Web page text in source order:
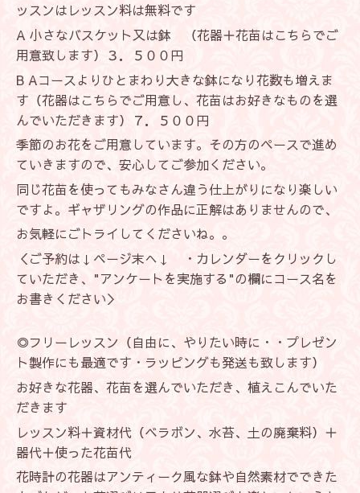
ッスンはレッスン料は無料です
A 小さなバスケット又は鉢 （花器＋花苗はこちらでご
用意致します）３．５００円
B Aコースよりひとまわり大きな鉢になり花数も増えま
す（花器はこちらでご用意し、花苗はお好きなものを選
んでいただきます）７．５００円
季節のお花をご用意しています。その方のペースで進め
ていきますので、安心してご参加ください。
同じ花苗を使ってもみなさん違う仕上がりになり楽しい
ですよ。ギャザリングの作品に正解はありませんので、
お気軽にごトライしてくださいね。。
＜ご予約は↓ページ末へ↓ ・カレンダーをクリックし
ていただき、"アンケートを実施する"の欄にコース名を
お書きください＞
◎フリーレッスン（自由に、やりたい時に・・プレゼン
ト製作にも最適です・ラッピングも発送も致します）
お好きな花器、花苗を選んでいただき、植えこんでいた
だきます
レッスン料＋資材代（ベラボン、水苔、土の廃棄料）＋
器代＋使った花苗代
花時計の花器はアンティーク風な鉢や自然素材でできた